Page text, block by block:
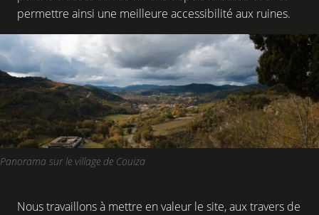
permettre ainsi une meilleure accessibilité aux ruines.
Panorama sur le village de Couiza
Nous travaillons à mettre en valeur le site, aux travers de